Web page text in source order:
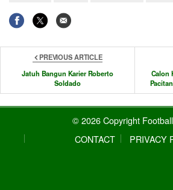
PREVIOUS ARTICLE
Jatuh Bangun Karier Roberto
Soldado
Calon
© 2026 Copyright
CONTACT
PRIVACY